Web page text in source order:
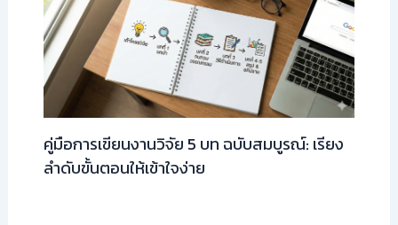
คู่มือการเขียนงานวิจัย 5 บท ฉบับสมบูรณ์: เรียง
ลำดับขั้นตอนให้เข้าใจง่าย